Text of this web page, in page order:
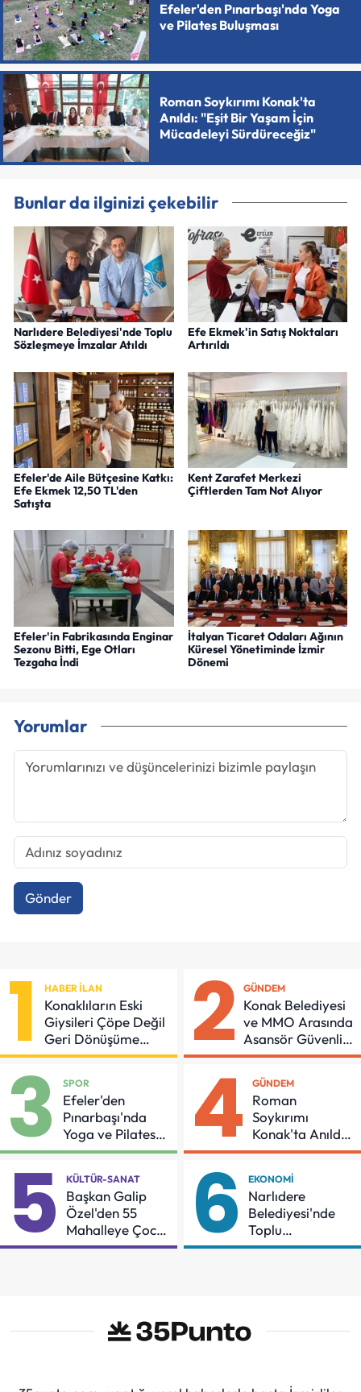
Efeler'den Pınarbaşı'nda Yoga
ve Pilates Buluşması
Roman Soykırımı Konak'ta
Anıldı: "Eşit Bir Yaşam İçin
Mücadeleyi Sürdüreceğiz"
Bunlar da ilginizi çekebilir
Narlıdere Belediyesi'nde Toplu
Sözleşmeye İmzalar Atıldı
Efe Ekmek'in Satış Noktaları
Artırıldı
Efeler'de Aile Bütçesine Katkı:
Efe Ekmek 12,50 TL'den
Satışta
Kent Zarafet Merkezi
Çiftlerden Tam Not Alıyor
Efeler'in Fabrikasında Enginar
Sezonu Bitti, Ege Otları
Tezgaha İndi
İtalyan Ticaret Odaları Ağının
Küresel Yönetiminde İzmir
Dönemi
Yorumlar
Gönder
1 HABER İLAN
Konaklıların Eski
Giysileri Çöpe Değil
Geri Dönüşüme
Gidiyor
2 GÜNDEM
Konak Belediyesi
ve MMO Arasında
Asansör Güvenliği
İçin Önemli
3 SPOR
Efeler'den
Pınarbaşı'nda
Yoga ve Pilates
Buluşması
4 GÜNDEM
Roman
Soykırımı
Konak'ta Anıldı:
"Eşit Bir Yaşam
Sürdüreceğiz"
5 KÜLTÜR-SANAT
Başkan Galip
Özel'den 55
Mahalleye Çocuk
Şenliği
6 EKONOMI
Narlıdere
Belediyesi'nde
Toplu
Sözleşmeye